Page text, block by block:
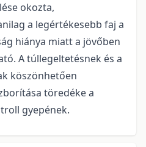
okozta,
a legértékesebb faj a
hiánya miatt a jövőben
A túllegeltetésnek és a
köszönhetően
töredéke a
gyepének.